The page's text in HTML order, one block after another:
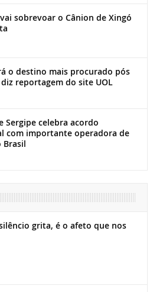
sobrevoar o Cânion de Xingó
o destino mais procurado pós
reportagem do site UOL
Sergipe celebra acordo
com importante operadora de
grita, é o afeto que nos